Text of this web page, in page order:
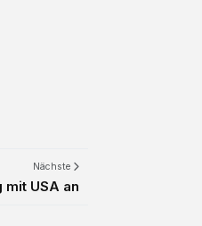
Nächste
USA an